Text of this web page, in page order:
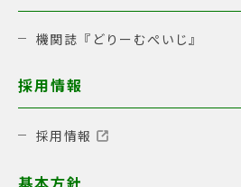
機関誌『どりーむぺいじ』
採用情報
採用情報
基本方針